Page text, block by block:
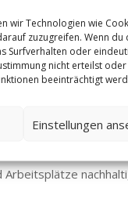
wir Technologien wie
zuzugreifen. Wenn du
Surfverhalten oder
nicht erteilst oder
beeinträchtigt
Einstellungen
den Rückhalt des
die die
der Mittelstand